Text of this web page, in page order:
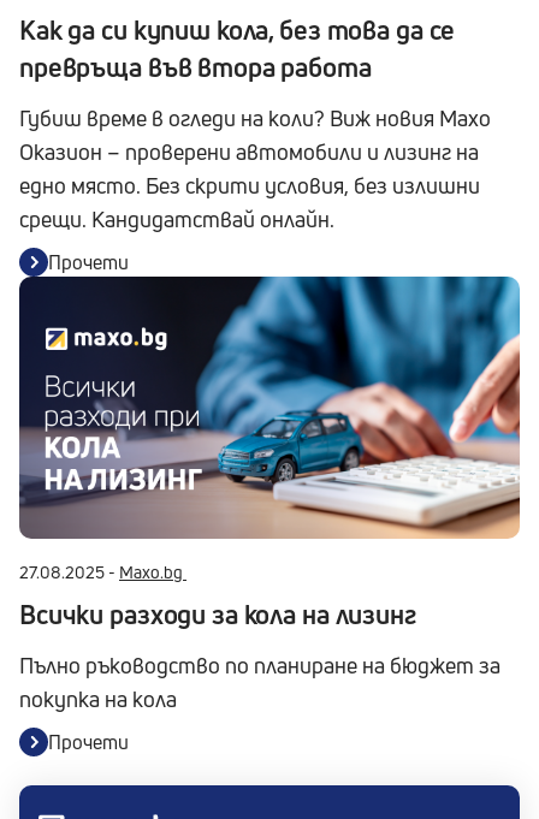
Как да си купиш кола, без това да се
превръща във втора работа
Губиш време в огледи на коли? Виж новия Maxo
Оказион – проверени автомобили и лизинг на
едно място. Без скрити условия, без излишни
срещи. Кандидатствай онлайн.
Прочети
27.08.2025 - Maxo.bg
Всички разходи за кола на лизинг
Пълно ръководство по планиране на бюджет за
покупка на кола
Прочети